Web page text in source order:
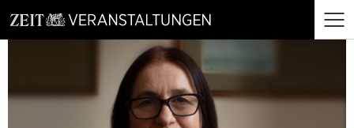
zum
Seiteninhalt
zum
Footer-
Menü